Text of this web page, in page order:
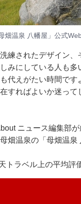
畑温泉 八幡屋」公式
練されたデザイン
みにしている人も
代えがたい時間で
すればよいか迷っ
ニュース編集部
畑温泉の「母畑温泉
トラベル上の平均評